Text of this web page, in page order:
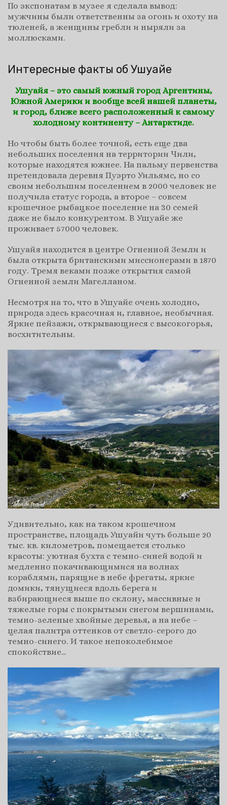
По экспонатам в музее я сделала вывод:
мужчины были ответственны за огонь и охоту на
тюленей, а женщины гребли и ныряли за
моллюсками.
Интересные факты об Ушуайе
Ушуайя – это самый южный город Аргентины,
Южной Америки и вообще всей нашей планеты,
и город, ближе всего расположенный к самому
холодному континенту – Антарктиде.
Но чтобы быть более точной, есть еще два
небольших поселения на территории Чили,
которые находятся южнее. На пальму первенства
претендовала деревня Пуэрто Уильямс, но со
своим небольшим поселением в 2000 человек не
получила статус города, а второе – совсем
крошечное рыбацкое поселение на 30 семей
даже не было конкурентом. В Ушуайе же
проживает 57000 человек.
Ушуайя находится в центре Огненной Земли и
была открыта британскими миссионерами в 1870
году. Тремя веками позже открытия самой
Огненной земли Магелланом.
Несмотря на то, что в Ушуайе очень холодно,
природа здесь красочная и, главное, необычная.
Яркие пейзажи, открывающиеся с высокогорья,
восхитительны.
Удивительно, как на таком крошечном
пространстве, площадь Ушуайи чуть больше 20
тыс. кв. километров, помещается столько
красоты: уютная бухта с темно-синей водой и
медленно покачивающимися на волнах
кораблями, парящие в небе фрегаты, яркие
домики, тянущиеся вдоль берега и
взбирающиеся выше по склону, массивные и
тяжелые горы с покрытыми снегом вершинами,
темно-зеленые хвойные деревья, а на небе –
целая палитра оттенков от светло-серого до
темно-синего. И такое непоколебимое
спокойствие…